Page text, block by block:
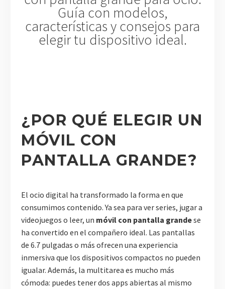
Guía con modelos,
características y consejos para
elegir tu dispositivo ideal.
¿POR QUÉ ELEGIR UN
MÓVIL CON
PANTALLA GRANDE?
El ocio digital ha transformado la forma en que
consumimos contenido. Ya sea para ver series, jugar a
videojuegos o leer, un móvil con pantalla grandese
ha convertido en el compañero ideal. Las pantallas
de 6.7 pulgadas o más ofrecen una experiencia
inmersiva que los dispositivos compactos no pueden
igualar. Además, la multitarea es mucho más
cómoda: puedes tener dos apps abiertas al mismo